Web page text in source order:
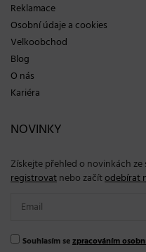
Reklamace
Osobní údaje a cookies
Velkoobchod
Blog
O nás
Kariéra
NOVINKY
Získejte přehled o novinkách ze
registrovatnebo začítodebírat
Souhlasím sezpracováním